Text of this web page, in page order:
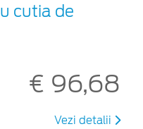
cutia de
€ 96,68
Vezi detalii